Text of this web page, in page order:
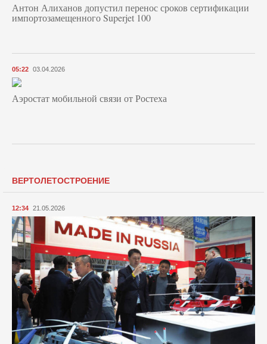
Антон Алиханов допустил перенос сроков сертификации
импортозамещенного Superjet 100
05:22 03.04.2026
Аэростат мобильной связи от Ростеха
ВЕРТОЛЕТОСТРОЕНИЕ
12:34 21.05.2026